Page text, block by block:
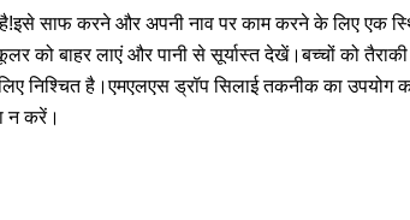
है!इसे साफ करने और अपनी नाव पर काम करने के लिए
को बाहर लाएं और पानी से सूर्यास्त देखें।बच्चों को
निश्चित है।एमएलएस ड्रॉप सिलाई तकनीक का
न करें।